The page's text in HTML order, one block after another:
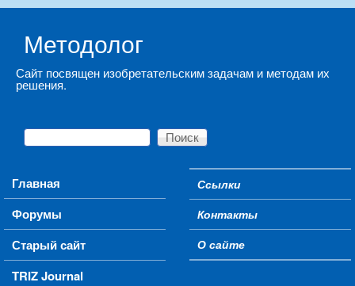
Методолог
Сайт посвящен изобретательским задачам и методам их
решения.
Форма поиска
Поиск
Main menu
Главная
Форумы
Старый сайт
TRIZ Journal
Secondary menu
Ссылки
Контакты
О сайте